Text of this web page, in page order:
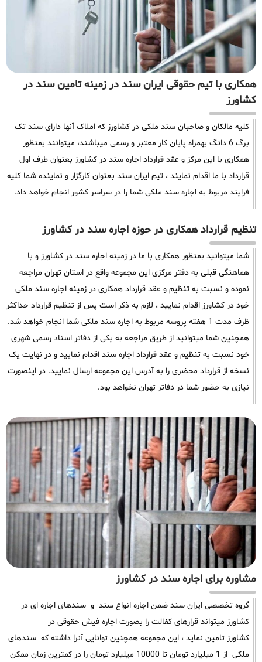
همکاری با تیم حقوقی ایران سند در زمینه تامین سند در
کشاورز
کلیه مالکان و صاحبان سند ملکی در کشاورز که املاک آنها دارای سند تک
برگ 6 دانگ بهمراه پایان کار معتبر و رسمی میباشند، میتوانند بمنظور
همکاری با این مرکز و عقد قرارداد اجاره سند در کشاورز بعنوان طرف اول
قرارداد با ما اقدام نمایند ، تیم ایران سند بعنوان کارگزار و نماینده شما کلیه
فرایند مربوط به اجاره سند ملکی شما را در سراسر کشور انجام خواهد داد.
تنظیم قرارداد همکاری در حوزه اجاره سند در کشاورز
شما میتوانید بمنظور همکاری با ما در زمینه اجاره سند در کشاورز و با
هماهنگی قبلی به دفتر مرکزی این مجموعه واقع در استان تهران مراجعه
نموده و نسبت به تنظیم و عقد قرارداد همکاری در زمینه اجاره سند ملکی
خود در کشاورز اقدام نمایید ، لازم به ذکر است پس از تنظیم قرارداد حداکثر
ظرف مدت 1 هفته پروسه مربوط به اجاره سند ملکی شما انجام خواهد شد.
همچنین شما میتوانید از طریق مراجعه به یکی از دفاتر اسناد رسمی شهری
خود نسبت به تنظیم و عقد قرارداد اجاره سند اقدام نمایید و در نهایت یک
نسخه از قرارداد محضری را به آدرس این مجموعه ارسال نمایید. در اینصورت
نیازی به حضور شما در دفاتر تهران نخواهد بود.
مشاوره برای اجاره سند در کشاورز
گروه تخصصی ایران سند ضمن اجاره انواع سند و سندهای اجاره ای در
کشاورز میتواند قرارهای کفالت را بصورت اجاره فیش حقوقی در
کشاورز تامین نماید ، این مجموعه همچنین توانایی آنرا داشته که سندهای
ملکی از 1 میلیارد تومان تا 10000 میلیارد تومان را در کمترین زمان ممکن